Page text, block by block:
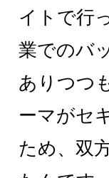
イトで行
業でのバ
ありつつ
ーマがセ
ため、双